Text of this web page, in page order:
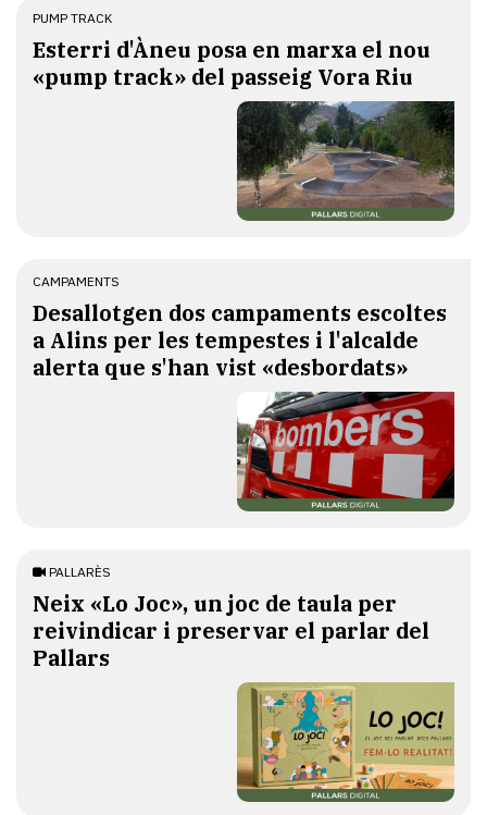
PUMP TRACK
Esterri d'Àneu posa en marxa el nou
«pump track» del passeig Vora Riu
CAMPAMENTS
​Desallotgen dos campaments escoltes
a Alins per les tempestes i l'alcalde
alerta que s'han vist «desbordats»
PALLARÈS
​Neix «Lo Joc», un joc de taula per
reivindicar i preservar el parlar del
Pallars